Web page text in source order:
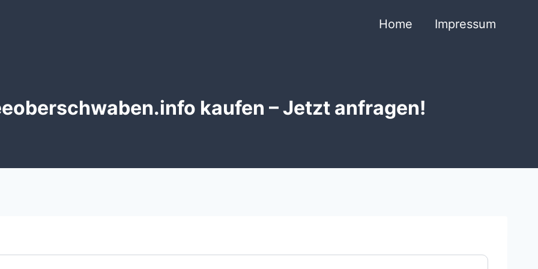
Home Impressum
kaufen – Jetzt anfragen!